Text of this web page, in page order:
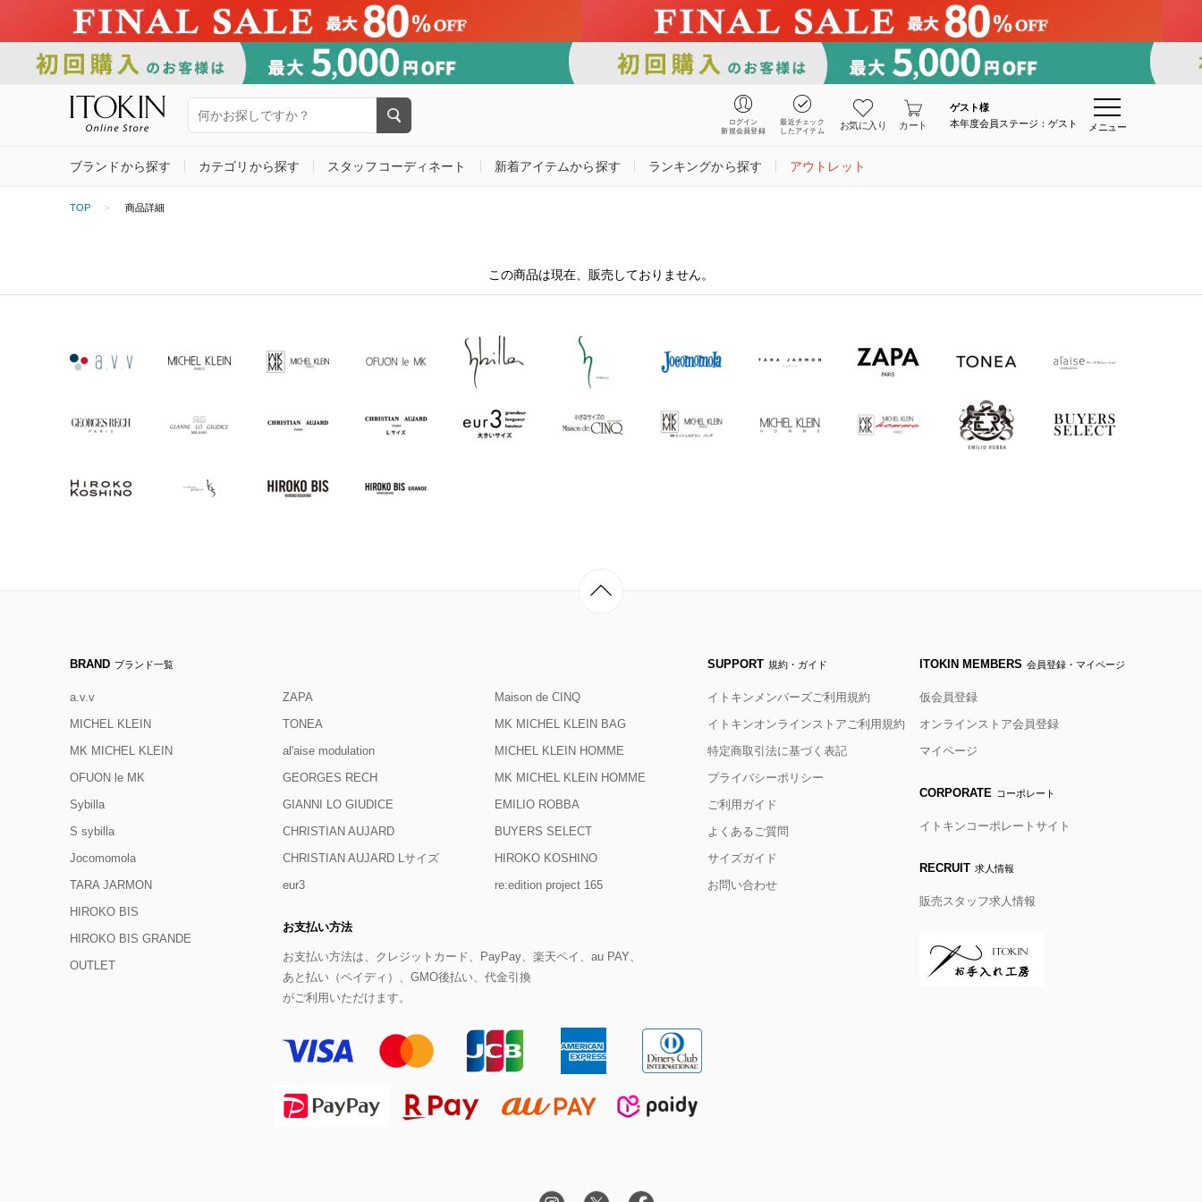
ログイン
新規会員登録
最近チェック
したアイテム
お気に入り カート
ゲスト様
本年度会員ステージ：ゲスト
メニュー
ブランドから探す カテゴリから探す スタッフコーディネート 新着アイテムから探す ランキングから探す アウトレット
TOP 商品詳細
この商品は現在、販売しておりません。
BRAND ブランド一覧
a.v.v
MICHEL KLEIN
MK MICHEL KLEIN
OFUON le MK
Sybilla
S sybilla
Jocomomola
TARA JARMON
ZAPA
TONEA
al'aise modulation
GEORGES RECH
GIANNI LO GIUDICE
CHRISTIAN AUJARD
CHRISTIAN AUJARD Lサイズ
eur3
Maison de CINQ
MK MICHEL KLEIN BAG
MICHEL KLEIN HOMME
MK MICHEL KLEIN HOMME
EMILIO ROBBA
BUYERS SELECT
HIROKO KOSHINO
re:edition project 165
HIROKO BIS
HIROKO BIS GRANDE
OUTLET
お支払い方法
お支払い方法は、クレジットカード、PayPay、楽天ペイ、au PAY、
あと払い（ペイディ）、GMO後払い、代金引換
がご利用いただけます。
SUPPORT 規約・ガイド
イトキンメンバーズご利用規約
イトキンオンラインストアご利用規約
特定商取引法に基づく表記
プライバシーポリシー
ご利用ガイド
よくあるご質問
サイズガイド
お問い合わせ
ITOKIN MEMBERS 会員登録・マイページ
仮会員登録
オンラインストア会員登録
マイページ
CORPORATE コーポレート
イトキンコーポレートサイト
RECRUIT 求人情報
販売スタッフ求人情報